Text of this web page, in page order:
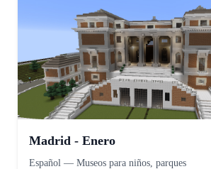
Madrid - Enero
Español — Museos para niños, parques